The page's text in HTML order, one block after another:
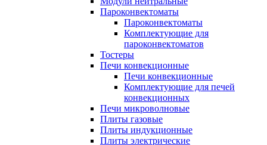
Пароконвектоматы
Пароконвектоматы
Комплектующие для
пароконвектоматов
Тостеры
Печи конвекционные
Печи конвекционные
Комплектующие для печей
конвекционных
Печи микроволновые
Плиты газовые
Плиты индукционные
Плиты электрические